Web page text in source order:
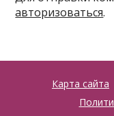
авторизоваться.
Карта сайта